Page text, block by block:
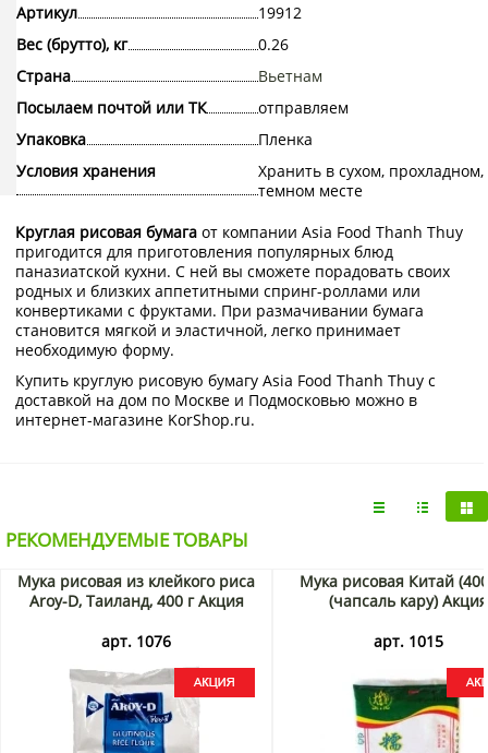
Артикул
19912
Вес (брутто), кг
0.26
Страна
Вьетнам
Посылаем почтой или ТК
отправляем
Упаковка
Пленка
Условия хранения
Хранить в сухом, прохладном,
темном месте
Круглая рисовая бумага от компании Asia Food Thanh Thuy
пригодится для приготовления популярных блюд
паназиатской кухни. С ней вы сможете порадовать своих
родных и близких аппетитными спринг-роллами или
конвертиками с фруктами. При размачивании бумага
становится мягкой и эластичной, легко принимает
необходимую форму.
Купить круглую рисовую бумагу Asia Food Thanh Thuy с
доставкой на дом по Москве и Подмосковью можно в
интернет-магазине KorShop.ru.
РЕКОМЕНДУЕМЫЕ ТОВАРЫ
Мука рисовая из клейкого риса
Aroy-D, Таиланд, 400 г Акция
арт. 1076
Мука рисовая Китай
(чапсаль кару) Акция
арт. 1015